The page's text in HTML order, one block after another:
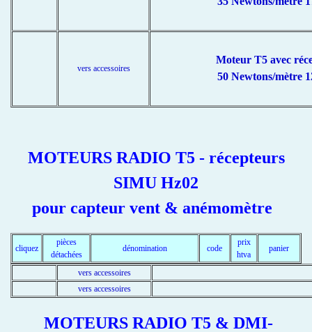
vers accessoires
Moteur T5 avec
50 Newtons/mètre
MOTEURS RADIO T5 - récepteurs
SIMU Hz02
pour capteur vent & anémomètre
cliquez
pièces
détachées
dénomination code
prix
htva
panier
vers accessoires
vers accessoires
MOTEURS RADIO T5 & DMI-